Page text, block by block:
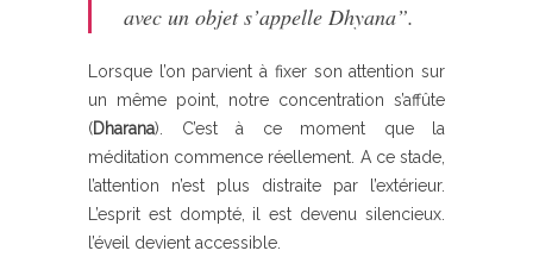
avec un objet s’appelle Dhyana”.
Lorsque l’on parvient à fixer son attention sur
un même point, notre concentration s’affûte
(Dharana). C’est à ce moment que la
méditation commence réellement. A ce stade,
l’attention n’est plus distraite par l’extérieur.
L’esprit est dompté, il est devenu silencieux.
l’éveil devient accessible.